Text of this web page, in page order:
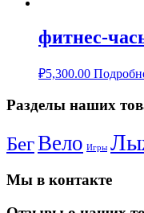
фитнес-
₽5,300.00
Разделы наших
БегВело Игры
Мы в контакте